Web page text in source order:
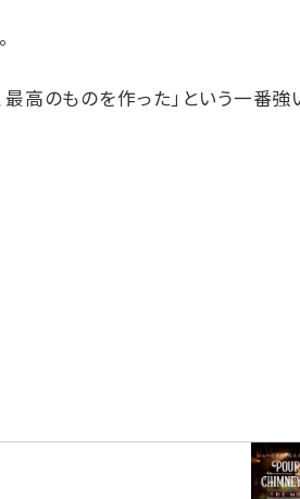
最高のものを作った」という一番強